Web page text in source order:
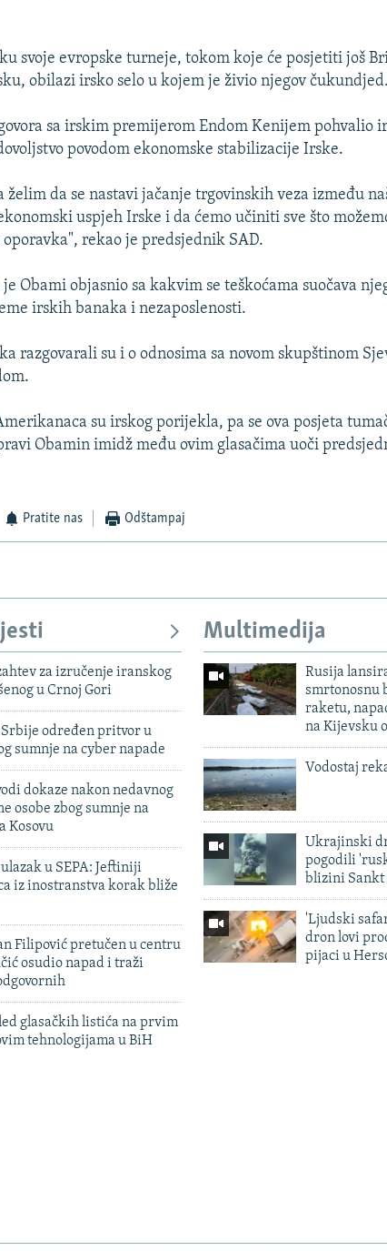
svoje evropske turneje, tokom koje će posjetiti još
obilazi irsko selo u kojem je živio njegov čukundjed.
sa irskim premijerom Endom Kenijem pohvalio
povodom ekonomske stabilizacije Irske.
želim da se nastavi jačanje trgovinskih veza između
uspjeh Irske i da ćemo učiniti sve što
rekao je predsjednik SAD.
Obami objasnio sa kakvim se teškoćama suočava
irskih banaka i nezaposlenosti.
razgovarali su i o odnosima sa novom skupštinom
su irskog porijekla, pa se ova posjeta
Obamin imidž među ovim glasačima uoči
Pratite nas Odštampaj
za izručenje iranskog
u Crnoj Gori
određen pritvor u
sumnje na cyber napade
dokaze nakon nedavnog
osobe zbog sumnje na
Kosovu
u SEPA: Jeftiniji
iz inostranstva korak bliže
Filipović pretučen u centru
osudio napad i traži
glasačkih listića na prvim
tehnologijama u BiH
Multimedija
Rusija
smrtonosnu
raketu,
na Kijevsku
Vodostaj
Ukrajinski
pogodili
blizini Sankt
'Ljudski
dron lovi
pijaci u